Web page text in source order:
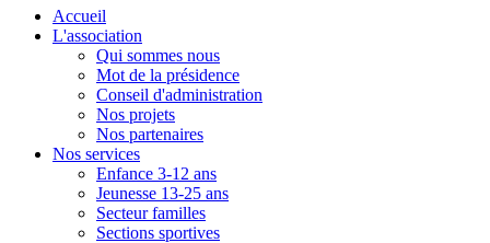
Accueil
L'association
Qui sommes nous
Mot de la présidence
Conseil d'administration
Nos projets
Nos partenaires
Nos services
Enfance 3-12 ans
Jeunesse 13-25 ans
Secteur familles
Sections sportives